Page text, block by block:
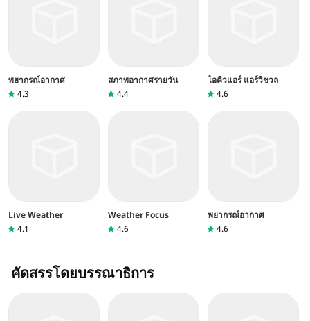
พยากรณ์อากาศ
4.3
สภาพอากาศรายวัน
4.4
ไอคิวแอร์ แอร์วิชวล
4.6
Live Weather
4.1
Weather Focus
4.6
พยากรณ์อากาศ
4.6
คัดสรรโดยบรรณาธิการ